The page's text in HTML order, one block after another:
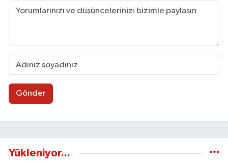
Gönder
Yükleniyor...